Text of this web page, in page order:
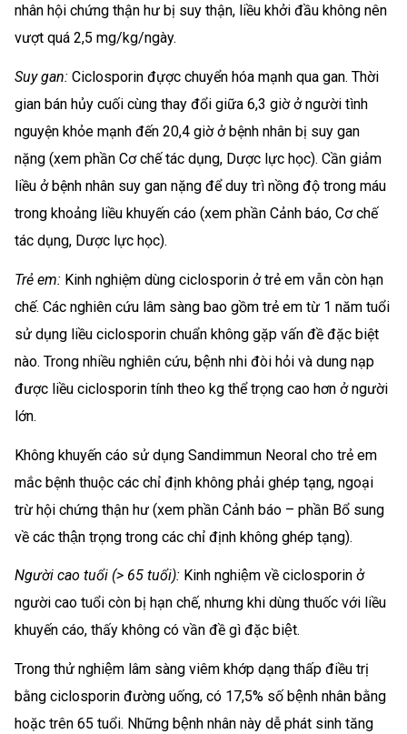
nhân hội chứng thận hư bị suy thận, liều khởi đầu không nên
vượt quá 2,5 mg/kg/ngày.
Suy gan: Ciclosporin đựợc chuyển hóa mạnh qua gan. Thời
gian bán hủy cuối cùng thay đổi giữa 6,3 giờ ở người tình
nguyện khỏe mạnh đến 20,4 giờ ở bệnh nhân bị suy gan
nặng (xem phần Cơ chế tác dụng, Dược lực học). Cần giảm
liều ở bệnh nhân suy gan nặng để duy trì nồng độ trong máu
trong khoảng liều khuyến cáo (xem phần Cảnh báo, Cơ chế
tác dụng, Dược lực học).
Trẻ em: Kinh nghiệm dùng ciclosporin ở trẻ em vẫn còn hạn
chế. Các nghiên cứu lâm sàng bao gồm trẻ em từ 1 năm tuổi
sử dụng liều ciclosporin chuẩn không gặp vấn đề đặc biệt
nào. Trong nhiều nghiên cứu, bệnh nhi đòi hỏi và dung nạp
được liều ciclosporin tính theo kg thể trọng cao hơn ở người
lớn.
Không khuyến cáo sử dụng Sandimmun Neoral cho trẻ em
mắc bệnh thuộc các chỉ định không phải ghép tạng, ngoại
trừ hội chứng thận hư (xem phần Cảnh báo – phần Bổ sung
về các thận trọng trong các chỉ định không ghép tạng).
Người cao tuổi (> 65 tuổi): Kinh nghiệm về ciclosporin ở
người cao tuổi còn bị hạn chế, nhưng khi dùng thuốc với liều
khuyến cáo, thấy không có vần đề gì đặc biệt.
Trong thử nghiệm lâm sàng viêm khớp dạng thấp điều trị
bằng ciclosporin đường uống, có 17,5% số bệnh nhân bằng
hoặc trên 65 tuổi. Những bệnh nhân này dễ phát sinh tăng